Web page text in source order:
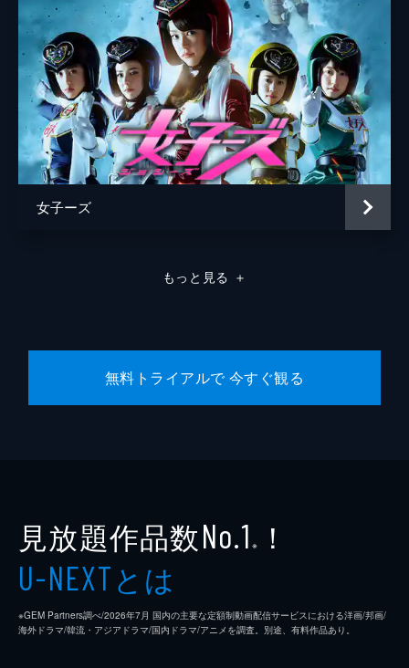
女子ーズ
もっと見る ＋
無料トライアルで 今すぐ観る
見放題作品数No.1 ※ ！
U-NEXTとは
※GEM Partners調べ/2026年7⽉ 国内の主要な定額制動画配信サービスにおける洋画/邦画/
海外ドラマ/韓流・アジアドラマ/国内ドラマ/アニメを調査。別途、有料作品あり。